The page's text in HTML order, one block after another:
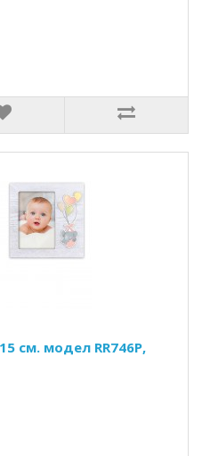
см. модел RR746P,